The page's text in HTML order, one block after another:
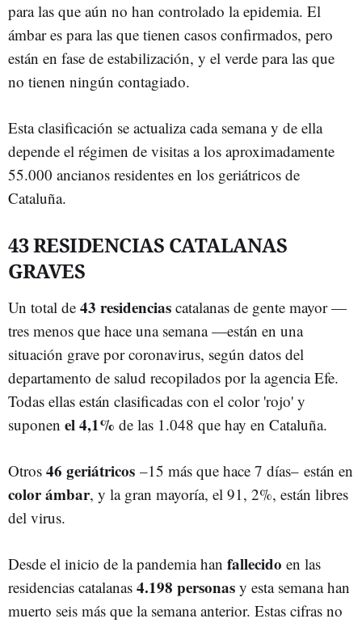
para las que aún no han controlado la epidemia. El
ámbar es para las que tienen casos confirmados, pero
están en fase de estabilización, y el verde para las que
no tienen ningún contagiado.
Esta clasificación se actualiza cada semana y de ella
depende el régimen de visitas a los aproximadamente
55.000 ancianos residentes en los geriátricos de
Cataluña.
43 RESIDENCIAS CATALANAS
GRAVES
Un total de 43 residencias catalanas de gente mayor —
tres menos que hace una semana —están en una
situación grave por coronavirus, según datos del
departamento de salud recopilados por la agencia Efe.
Todas ellas están clasificadas con el color 'rojo' y
suponen el 4,1% de las 1.048 que hay en Cataluña.
Otros 46 geriátricos –15 más que hace 7 días– están en
color ámbar, y la gran mayoría, el 91, 2%, están libres
del virus.
Desde el inicio de la pandemia han fallecido en las
residencias catalanas 4.198 personas y esta semana han
muerto seis más que la semana anterior. Estas cifras no